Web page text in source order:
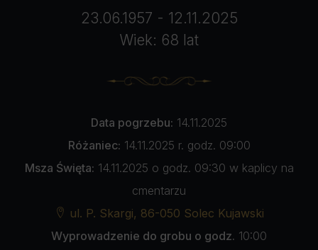
23.06.1957 - 12.11.2025
Wiek: 68 lat
Data pogrzebu: 14.11.2025
Różaniec: 14.11.2025 r. godz. 09:00
Msza Święta: 14.11.2025 o godz. 09:30 w kaplicy na
cmentarzu
ul. P. Skargi, 86-050 Solec Kujawski
Wyprowadzenie do grobu o godz. 10:00